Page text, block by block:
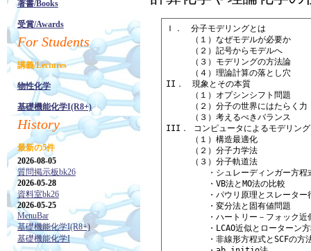
Ｉ．　分子モデリングとは
（１）なぜモデルが必要か
（２）記号からモデルへ
（３）モデリングの方法論
（４）理論計算の落とし穴
II．　現象とその本質
（１）オプシンシフト問題
（２）分子の世界にはたらく力
（３）考えるべきバランス
III． コンピュータによるモデリング
（１）構造最適化
（２）分子力学法
（３）分子軌道法
・シュレーディンガー方程
・VB法とMO法の比較
・パウリ原理とスレーター
・変分法と固有値問題
・ハートリー－フォック近
・LCAO近似とローターン方
・非線形方程式とSCFの方
著書/Books
受賞/Awards
For Students
講義/Lectures
物性化学
基礎機能化学I(R8+)
History
最新の5件
2026-08-05
質問掲示板bk26
2026-05-28
資料室bk26
2026-05-25
MenuBar
基礎機能化学I(R8+)
基礎機能化学I